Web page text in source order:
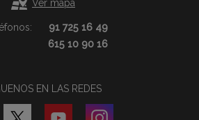
Ver mapa
91 725 16 49
615 10 90 16
EN LAS REDES